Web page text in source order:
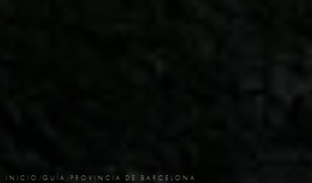
INICIO /GUÍA /PROVINCIA DE BARCELONA